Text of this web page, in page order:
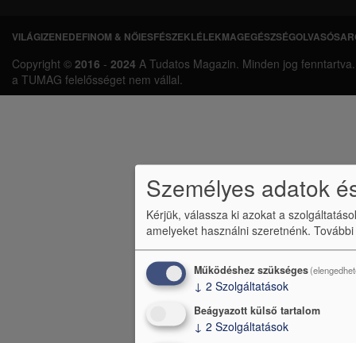
L
á
VILÁGIZENEDEFINOM & NŐIESFÉSZEKLÉLEKMAGEGÉSZSÉG
Copyright © 2016 - 2024 A Tudatos Magazin. Minden jog
a TUMAG felelősséget nem vállal.
Személyes adatok
Kérjük, válassza ki azokat a
amelyeket használni szeretnénk.
Működéshez szükséges
↓ 2 Szolgáltatások
Beágyazott külső tartalom
↓ 2 Szolgáltatások